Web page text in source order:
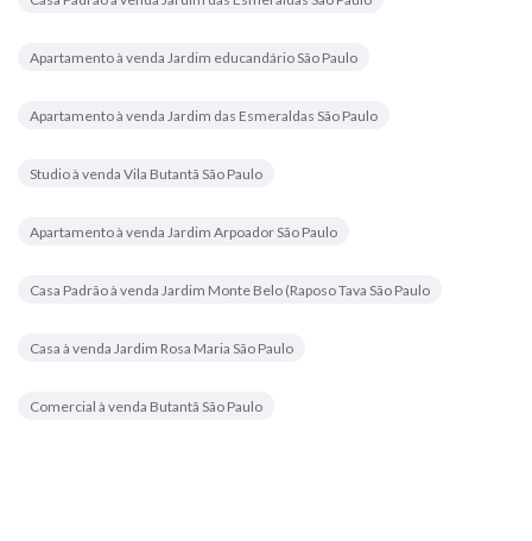
Apartamento à venda Jardim educandário São Paulo
Apartamento à venda Jardim das Esmeraldas São Paulo
Studio à venda Vila Butantã São Paulo
Apartamento à venda Jardim Arpoador São Paulo
Casa Padrão à venda Jardim Monte Belo (Raposo Tava São Paulo
Casa à venda Jardim Rosa Maria São Paulo
Comercial à venda Butantã São Paulo